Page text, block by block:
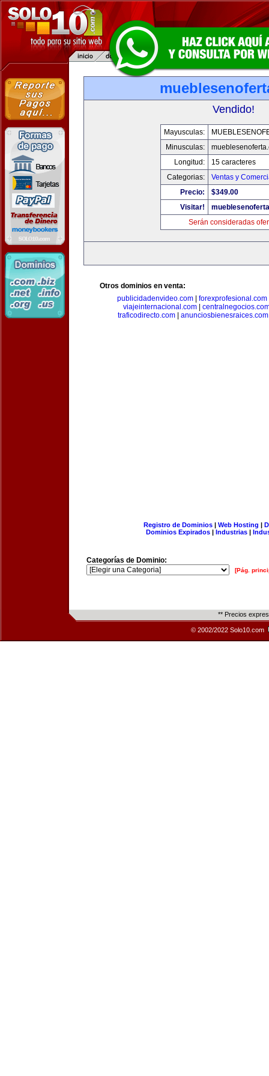
Vendido!
Mayusculas:
Minusculas:
Longitud:
15 caracteres
Categorias:
Ventas y
Precio:
$349.00
Visitar!
Serán consideradas
Otros dominios en venta:
publicidadenvideo.com| forexprofesional.com
viajeinternacional.com
traficodirecto.com
anunciosbienesraices.com
Registro de Dominios| Web Hosting |
Dominios Expirados | Industrias |
Categorías de Dominio:
[Pág.
** Precios
© 2002/2022 Solo10.com